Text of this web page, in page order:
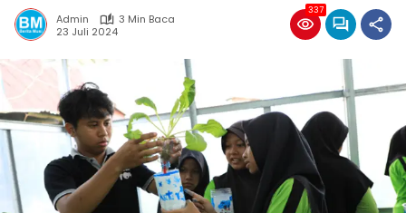
Admin
3 Min Baca
23 Juli 2024
337